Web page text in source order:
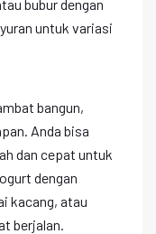
bubur dengan
untuk variasi
bangun,
Anda bisa
dan cepat untuk
dengan
kacang, atau
berjalan.